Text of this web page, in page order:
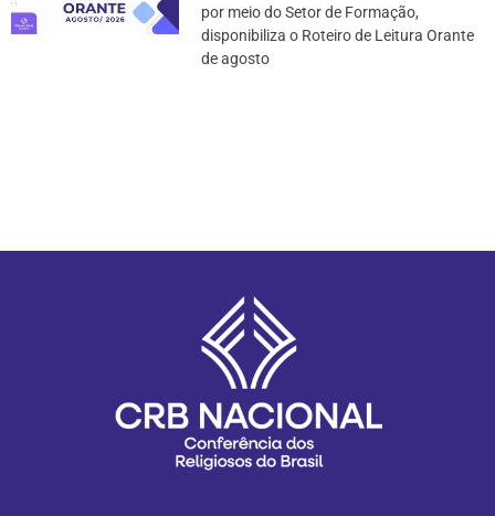
por meio do Setor de Formação,
disponibiliza o Roteiro de Leitura Orante
de agosto